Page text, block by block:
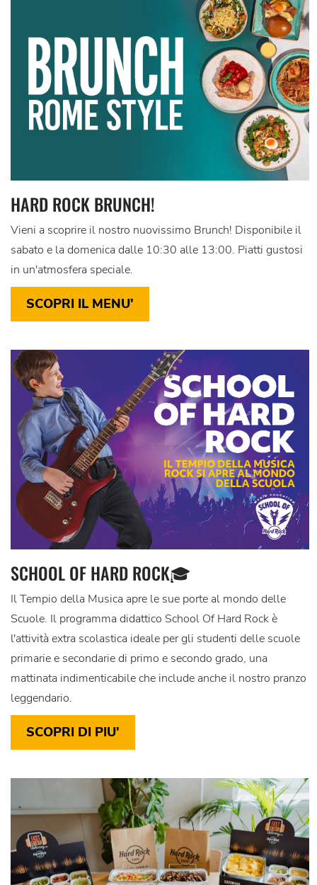
HARD ROCK BRUNCH!
Vieni a scoprire il nostro nuovissimo Brunch! Disponibile il
sabato e la domenica dalle 10:30 alle 13:00. Piatti gustosi
in un'atmosfera speciale.
SCOPRI IL MENU'
SCHOOL OF HARD ROCK🎓
Il Tempio della Musica apre le sue porte al mondo delle
Scuole. Il programma didattico School Of Hard Rock è
l'attività extra scolastica ideale per gli studenti delle scuole
primarie e secondarie di primo e secondo grado, una
mattinata indimenticabile che include anche il nostro pranzo
leggendario.
SCOPRI DI PIU'